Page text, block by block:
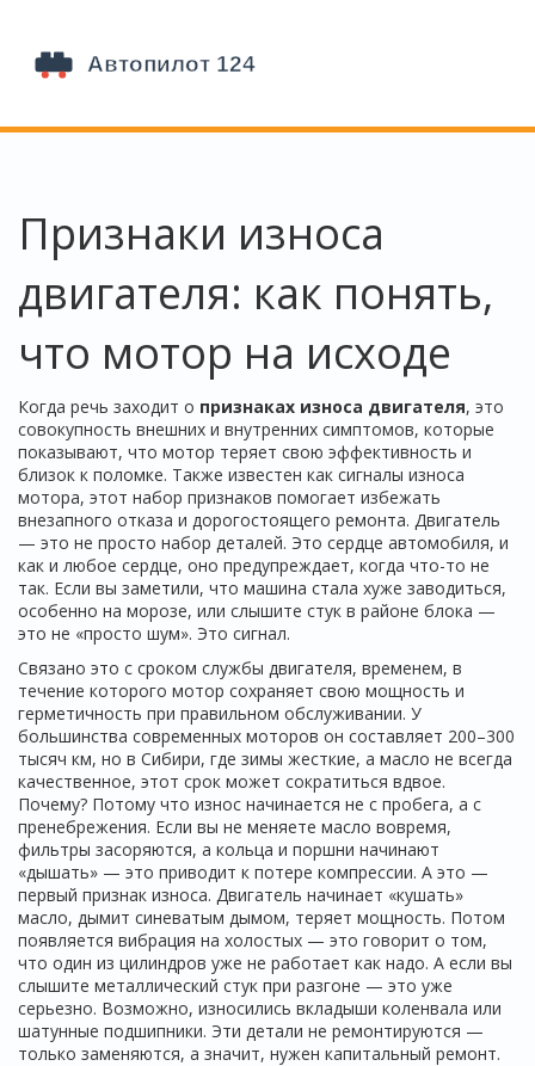
Признаки износа
двигателя: как понять,
что мотор на исходе
Когда речь заходит о признаках износа двигателя, это
совокупность внешних и внутренних симптомов, которые
показывают, что мотор теряет свою эффективность и
близок к поломке. Также известен как сигналы износа
мотора, этот набор признаков помогает избежать
внезапного отказа и дорогостоящего ремонта. Двигатель
— это не просто набор деталей. Это сердце автомобиля, и
как и любое сердце, оно предупреждает, когда что-то не
так. Если вы заметили, что машина стала хуже заводиться,
особенно на морозе, или слышите стук в районе блока —
это не «просто шум». Это сигнал.
Связано это с сроком службы двигателя, временем, в
течение которого мотор сохраняет свою мощность и
герметичность при правильном обслуживании. У
большинства современных моторов он составляет 200–300
тысяч км, но в Сибири, где зимы жесткие, а масло не всегда
качественное, этот срок может сократиться вдвое.
Почему? Потому что износ начинается не с пробега, а с
пренебрежения. Если вы не меняете масло вовремя,
фильтры засоряются, а кольца и поршни начинают
«дышать» — это приводит к потере компрессии. А это —
первый признак износа. Двигатель начинает «кушать»
масло, дымит синеватым дымом, теряет мощность. Потом
появляется вибрация на холостых — это говорит о том,
что один из цилиндров уже не работает как надо. А если вы
слышите металлический стук при разгоне — это уже
серьезно. Возможно, износились вкладыши коленвала или
шатунные подшипники. Эти детали не ремонтируются —
только заменяются, а значит, нужен капитальный ремонт.